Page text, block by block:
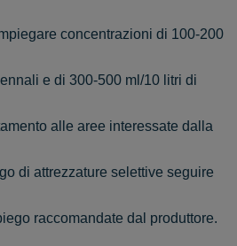
concentrazioni di 100-200
e di 300-500 ml/10 litri di
alle aree interessate dalla
di attrezzature selettive seguire
raccomandate dal produttore.